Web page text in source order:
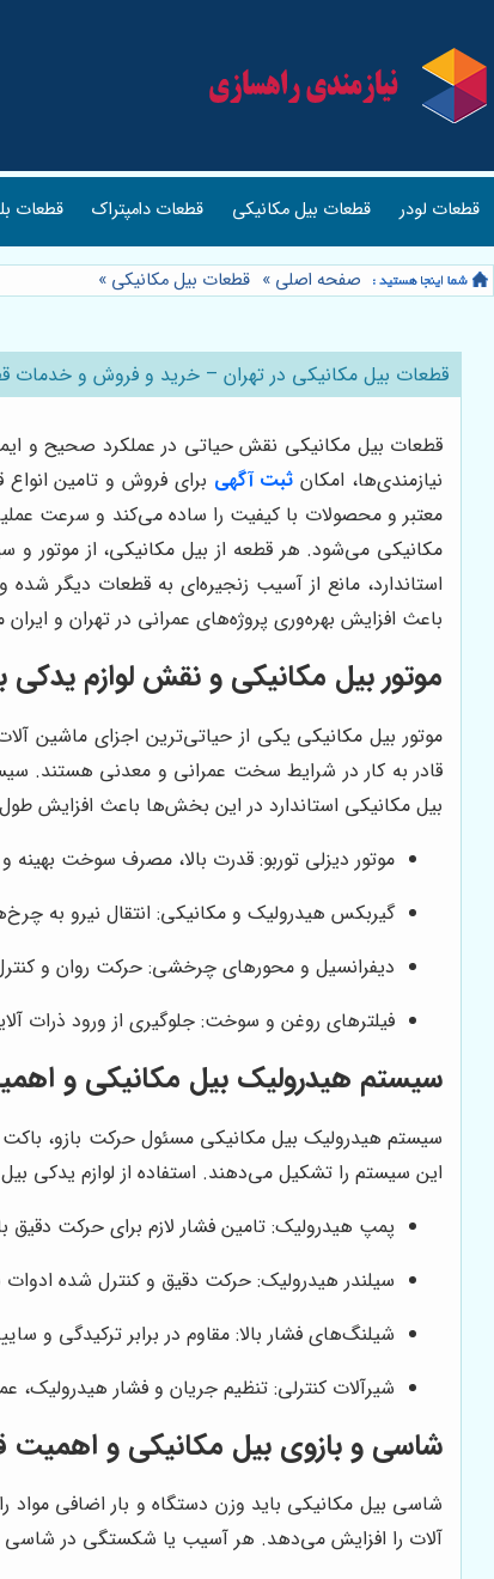
قطعات لودر قطعات بیل مکانیکی قطعات دامپتراک قطعات
صفحه اصلی » قطعات بیل مکانیکی »
قطعات بیل مکانیکی در تهران – خرید و فروش و خدمات
قطعات بیل مکانیکی نقش حیاتی در عملکرد صحیح و
نیازمندی‌ها، امکان ثبت آگهی برای فروش و تامین
معتبر و محصولات با کیفیت را ساده می‌کند و سرعت
مکانیکی می‌شود. هر قطعه از بیل مکانیکی، از موتور و
استاندارد، مانع از آسیب زنجیره‌ای به قطعات دیگر
باعث افزایش بهره‌وری پروژه‌های عمرانی در تهران و
موتور بیل مکانیکی و نقش لوازم یدکی
موتور بیل مکانیکی یکی از حیاتی‌ترین اجزای ماشین
قادر به کار در شرایط سخت عمرانی و معدنی هستند.
بیل مکانیکی استاندارد در این بخش‌ها باعث افزایش
موتور دیزلی توربو: قدرت بالا، مصرف سوخت بهینه
گیربکس هیدرولیک و مکانیکی: انتقال نیرو به
دیفرانسیل و محورهای چرخشی: حرکت روان و
فیلترهای روغن و سوخت: جلوگیری از ورود ذرات
سیستم هیدرولیک بیل مکانیکی و
سیستم هیدرولیک بیل مکانیکی مسئول حرکت بازو، باکت
این سیستم را تشکیل می‌دهند. استفاده از لوازم یدکی
پمپ هیدرولیک: تامین فشار لازم برای حرکت دقیق
سیلندر هیدرولیک: حرکت دقیق و کنترل شده
شیلنگ‌های فشار بالا: مقاوم در برابر ترکیدگی و
شیرآلات کنترلی: تنظیم جریان و فشار هیدرولیک،
شاسی و بازوی بیل مکانیکی و
شاسی بیل مکانیکی باید وزن دستگاه و بار اضافی مواد
آلات را افزایش می‌دهد. هر آسیب یا شکستگی در شاسی